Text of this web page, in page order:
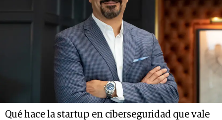
Qué hace la startup en ciberseguridad que vale